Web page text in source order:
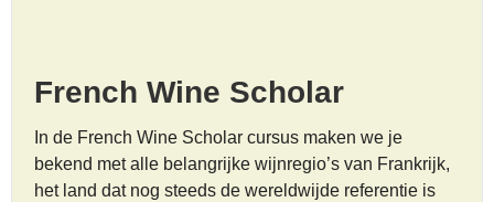
French Wine Scholar
In de French Wine Scholar cursus maken we je
bekend met alle belangrijke wijnregio’s van Frankrijk,
het land dat nog steeds de wereldwijde referentie is